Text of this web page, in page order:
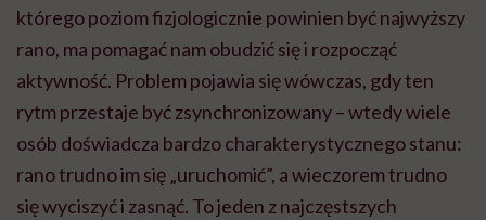
którego poziom fizjologicznie powinien być najwyższy
rano, ma pomagać nam obudzić się i rozpocząć
aktywność. Problem pojawia się wówczas, gdy ten
rytm przestaje być zsynchronizowany – wtedy wiele
osób doświadcza bardzo charakterystycznego stanu:
rano trudno im się „uruchomić”, a wieczorem trudno
się wyciszyć i zasnąć. To jeden z najczęstszych